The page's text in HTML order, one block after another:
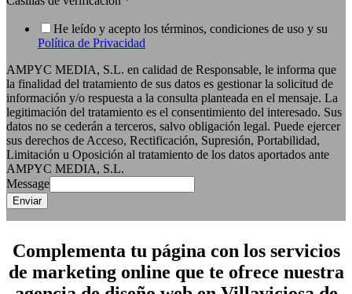
He leído y acepto los términos, condiciones de uso y su
Política de Privacidad
AMPYC MEDIA, S.L. en calidad de Responsable, le informa que
la finalidad del tratamiento de sus datos es gestionar la solicitud de
información y/o respuesta a la consulta planteada en el mensaje. La
legitimación del tratamiento es el consentimiento del interesado. Sus
datos no se cederán a terceros, salvo obligación legal. Puede ejercer
sus derechos de Acceso, Rectificación, Supresión, Portabilidad,
Limitación u Oposición al tratamiento de los datos aportados ante
AMPYC MEDIA, S.L.
Message
Enviar
Complementa tu página con los servicios
de marketing online que te ofrece nuestra